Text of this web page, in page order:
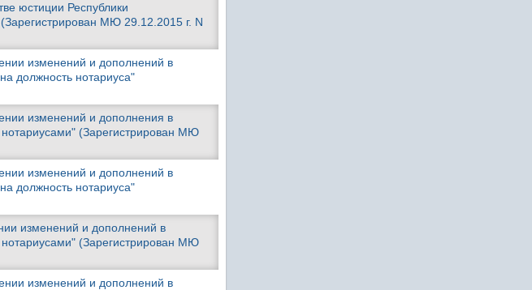
юстиции Республики
МЮ 29.12.2015 г. N
изменений и дополнений в
должность нотариуса"
изменений и дополнения в
(Зарегистрирован МЮ
изменений и дополнений в
должность нотариуса"
изменений и дополнений в
(Зарегистрирован МЮ
изменений и дополнений в